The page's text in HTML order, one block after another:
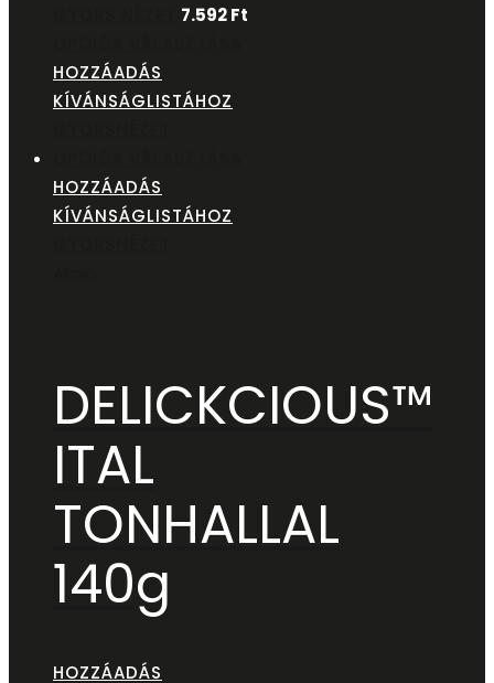
7.592Ft
HOZZÁADÁS
KÍVÁNSÁGLISTÁHOZ
HOZZÁADÁS
KÍVÁNSÁGLISTÁHOZ
DELICKCIOUS™
ITAL
TONHALLAL
140g
HOZZÁADÁS